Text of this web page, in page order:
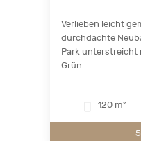
Verlieben leicht
durchdachte
Park unterstreicht
Grün...
120 m²